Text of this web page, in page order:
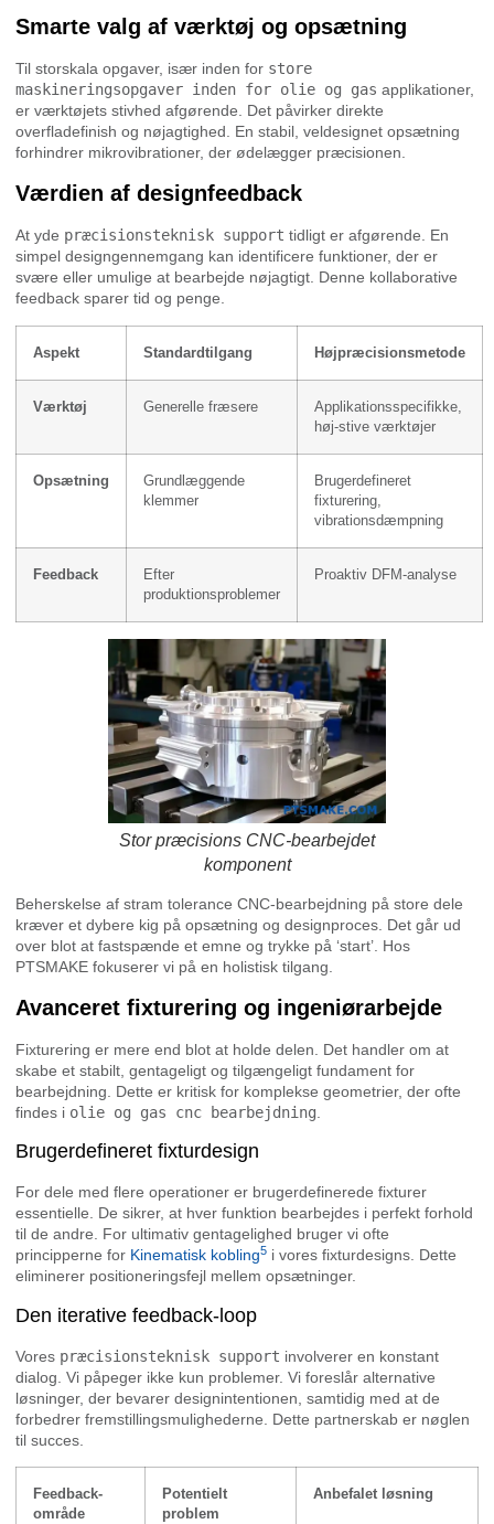
Smarte valg af værktøj og opsætning
Til storskala opgaver, især inden for store
maskineringsopgaver inden for olie og gas applikationer,
er værktøjets stivhed afgørende. Det påvirker direkte
overfladefinish og nøjagtighed. En stabil, veldesignet opsætning
forhindrer mikrovibrationer, der ødelægger præcisionen.
Værdien af designfeedback
At yde præcisionsteknisk support tidligt er afgørende. En
simpel designgennemgang kan identificere funktioner, der er
svære eller umulige at bearbejde nøjagtigt. Denne kollaborative
feedback sparer tid og penge.
Aspekt Standardtilgang Højpræcisionsmetode
Værktøj Generelle fræsere
Applikationsspecifikke,
høj-stive værktøjer
Opsætning
Grundlæggende
klemmer
Brugerdefineret
fixturering,
vibrationsdæmpning
Feedback
Efter
produktionsproblemer
Proaktiv DFM-analyse
Stor præcisions CNC-bearbejdet
komponent
Beherskelse af stram tolerance CNC-bearbejdning på store dele
kræver et dybere kig på opsætning og designproces. Det går ud
over blot at fastspænde et emne og trykke på ‘start’. Hos
PTSMAKE fokuserer vi på en holistisk tilgang.
Avanceret fixturering og ingeniørarbejde
Fixturering er mere end blot at holde delen. Det handler om at
skabe et stabilt, gentageligt og tilgængeligt fundament for
bearbejdning. Dette er kritisk for komplekse geometrier, der ofte
findes i olie og gas cnc bearbejdning
Brugerdefineret fixturdesign
For dele med flere operationer er brugerdefinerede fixturer
essentielle. De sikrer, at hver funktion bearbejdes i perfekt forhold
til de andre. For ultimativ gentagelighed bruger vi ofte
principperne for Kinematisk kobling5 i vores fixturdesigns. Dette
eliminerer positioneringsfejl mellem opsætninger.
Den iterative feedback-loop
Vores præcisionsteknisk support involverer en konstant
dialog. Vi påpeger ikke kun problemer. Vi foreslår alternative
løsninger, der bevarer designintentionen, samtidig med at de
forbedrer fremstillingsmulighederne. Dette partnerskab er nøglen
til succes.
Feedback-
område
Potentielt
problem
Anbefalet løsning